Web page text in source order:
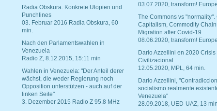
Radia Obskura: Konkrete Utopien und
Punchlines
03. Februar 2016 Radia Obskura, 60
min.
Nach den Parlamentswahlen in
Venezuela
Radio Z, 8.12.2015, 15:11 min
Wahlen in Venezuela: "Der Anteil derer
wächst, die weder Regierung noch
Opposition unterstützen - auch auf der
linken Seite"
3. Dezember 2015 Radio Z 95.8 MHz
03.07.2020, transform!
The Commons vs "normality".
Capitalism, Commodity
Migration after Covid-19
08.06.2020, transform!
Dario Azzellini en 2020 Crisis
Civilizacional
12.05.2020, MPL, 64 min.
Dario Azzellini,
socialismo realmente
Venezuela"
28.09.2018, UED-UAZ, 13